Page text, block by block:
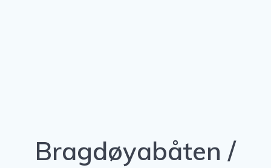
Bragdøyabåten /